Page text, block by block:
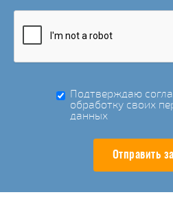
Подтверждаю
обработку своих
данных
Отправить